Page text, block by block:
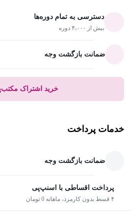
دسترسی به تمام دوره‌ها
بیش از ۴،۰۰۰ دوره
ضمانت بازگشت وجه
خرید اشتراک
خدمات پرداخت
ضمانت بازگشت وجه
پرداخت اقساطی با اسنپ‌پی
۴ قسط بدون کارمزد، ماهانه 0 تومان